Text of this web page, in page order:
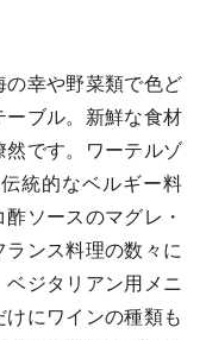
の幸や野菜類で色ど
ーブル。新鮮な食材
然です。ワーテルゾ
統的なベルギー料
ソースのマグレ・
ランス料理の数々に
ジタリアン用メニ
にワインの種類も